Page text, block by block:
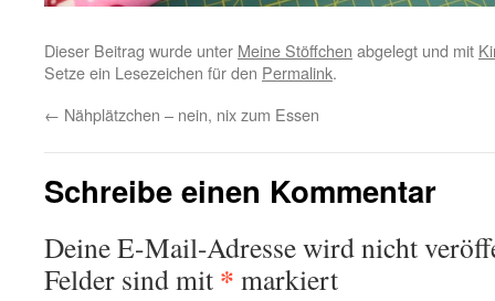
Dieser Beitrag wurde unter Meine Stöffchen abgelegt und mit
Setze ein Lesezeichen für den Permalink.
← Nähplätzchen – nein, nix zum Essen
Schreibe einen Kommentar
Deine E-Mail-Adresse wird nicht
Felder sind mit * markiert